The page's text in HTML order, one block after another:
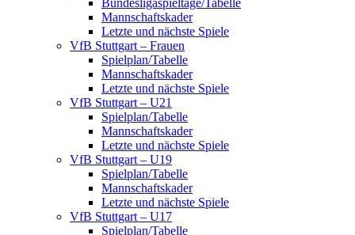
Bundesligaspieltage/Tabelle
Mannschaftskader
Letzte und nächste Spiele
VfB Stuttgart – Frauen
Spielplan/Tabelle
Mannschaftskader
Letzte und nächste Spiele
VfB Stuttgart – U21
Spielplan/Tabelle
Mannschaftskader
Letzte und nächste Spiele
VfB Stuttgart – U19
Spielplan/Tabelle
Mannschaftskader
Letzte und nächste Spiele
VfB Stuttgart – U17
Spielplan/Tabelle